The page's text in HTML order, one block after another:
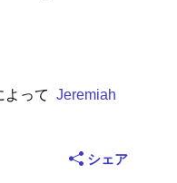
よって Jeremiah
シェア